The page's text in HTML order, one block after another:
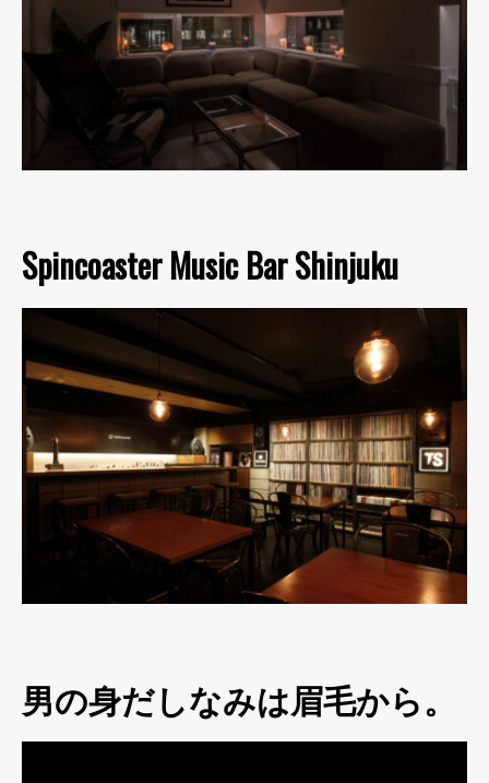
Spincoaster Music Bar Shinjuku
男の身だしなみは眉毛から。